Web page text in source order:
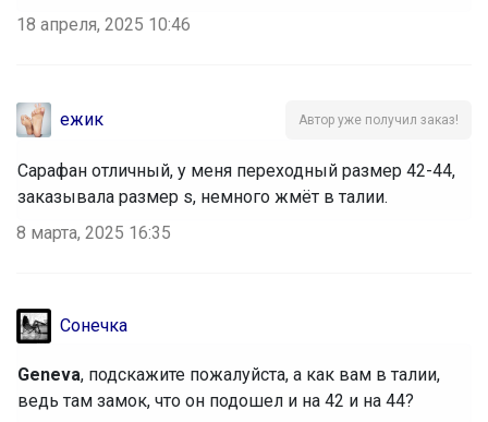
18 апреля, 2025 10:46
ежик Автор уже получил заказ!
Сарафан отличный, у меня переходный размер 42-44,
заказывала размер s, немного жмёт в талии.
8 марта, 2025 16:35
Сонечка
Geneva, подскажите пожалуйста, а как вам в талии,
ведь там замок, что он подошел и на 42 и на 44?
для холодных сентябрьских дней
Стильная школа от MIZA! Размеры 122-